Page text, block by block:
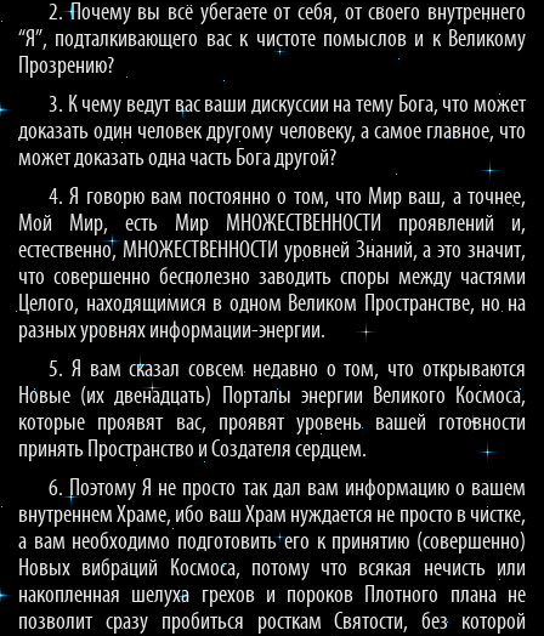
2. Почему вы всё убегаете от себя, от своего внутреннего
“Я”, подталкивающего вас к чистоте помыслов и к Великому
Прозрению?
3. К чему ведут вас ваши дискуссии на тему Бога, что может
доказать один человек другому человеку, а самое главное, что
может доказать одна часть Бога другой?
4. Я говорю вам постоянно о том, что Мир ваш, а точнее,
Мой Мир, есть Мир МНОЖЕСТВЕННОСТИ проявлений и,
естественно, МНОЖЕСТВЕННОСТИ уровней Знаний, а это значит,
что совершенно бесполезно заводить споры между частями
Целого, находящимися в одном Великом Пространстве, но на
разных уровнях информации-энергии.
5. Я вам сказал совсем недавно о том, что открываются
Новые (их двенадцать) Порталы энергии Великого Космоса,
которые проявят вас, проявят уровень вашей готовности
принять Пространство и Создателя сердцем.
6. Поэтому Я не просто так дал вам информацию о вашем
внутреннем Храме, ибо ваш Храм нуждается не просто в чистке,
а вам необходимо подготовить его к принятию (совершенно)
Новых вибраций Космоса, потому что всякая нечисть или
накопленная шелуха грехов и пороков Плотного плана не
позволит сразу пробиться росткам Святости, без которой